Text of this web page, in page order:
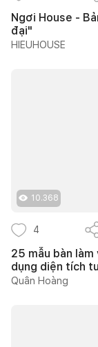
Ngơi House -
đại"
HIEUHOUSE
10.368
4
25 mẫu bàn
dụng diện tích
Quân Hoàng